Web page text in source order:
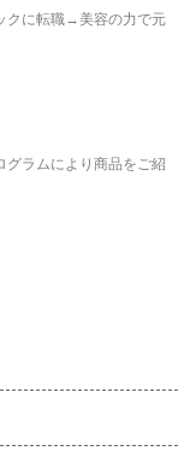
クに転職→美容の力で元
ラムにより商品をご紹